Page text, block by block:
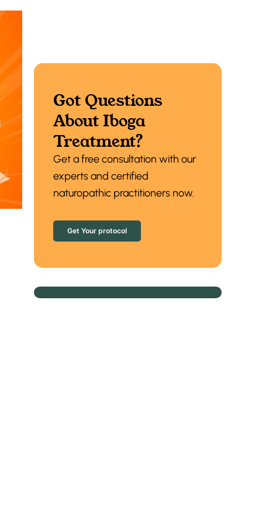
Got Questions
About Iboga
Treatment?
Get a free consultation with our
experts and certified
naturopathic practitioners now.
Get Your protocol